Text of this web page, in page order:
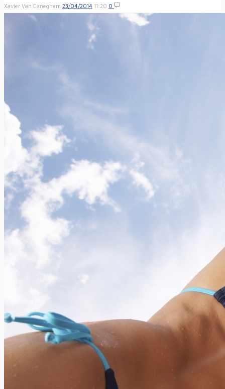
Xavier Van Caneghem 23/04/2014 11:20 0